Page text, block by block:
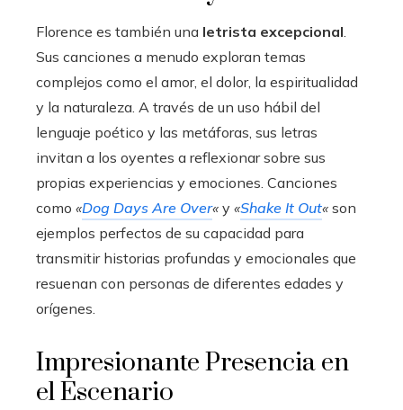
Florence es también una letrista excepcional.
Sus canciones a menudo exploran temas
complejos como el amor, el dolor, la espiritualidad
y la naturaleza. A través de un uso hábil del
lenguaje poético y las metáforas, sus letras
invitan a los oyentes a reflexionar sobre sus
propias experiencias y emociones. Canciones
como «Dog Days Are Over« y «Shake It Out« son
ejemplos perfectos de su capacidad para
transmitir historias profundas y emocionales que
resuenan con personas de diferentes edades y
orígenes.
Impresionante Presencia en
el Escenario